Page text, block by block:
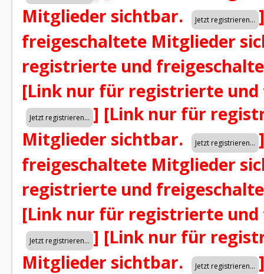
Mitglieder sichtbar.
]
freigeschaltete Mitglieder
registrierte und
[Link nur für registrierte
] [Link nur für
Mitglieder sichtbar.
]
freigeschaltete Mitglieder
registrierte und
[Link nur für registrierte
] [Link nur für
Mitglieder sichtbar.
]